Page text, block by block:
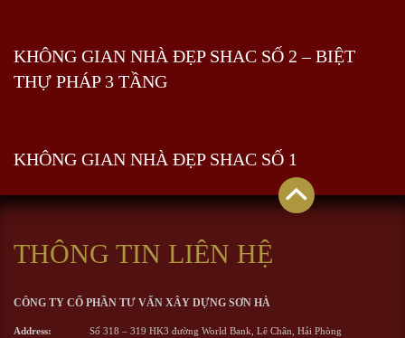
KHÔNG GIAN NHÀ ĐẸP SHAC SỐ 2 – BIỆT
THỰ PHÁP 3 TẦNG
KHÔNG GIAN NHÀ ĐẸP SHAC SỐ 1
THÔNG TIN LIÊN HỆ
CÔNG TY CỔ PHẦN TƯ VẤN XÂY DỰNG SƠN HÀ
Address:
Số 318 – 319 HK3 đường World Bank, Lê Chân, Hải Phòng